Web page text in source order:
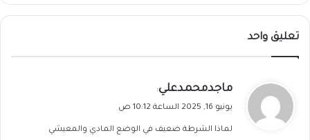
تعليق واحد
ي
ل
ماجدمحمدعلي:
يونيو 16, 2025 الساعة 10:12 ص
لماذا الشرطة ضعيف في الوضع المادي والمعيشي